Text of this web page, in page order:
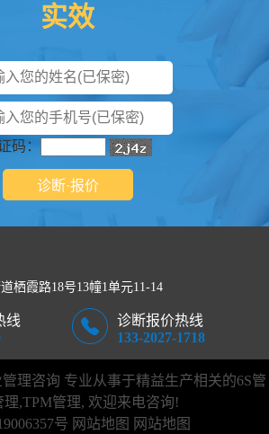
实效
码：
栖霞路18号13幢1单元11-14
线
诊断报价热线
133-2027-1718
理咨询 专业从事于精益生产相关的6S管
理,TPM管理, 欢迎来电咨询!
号 网站地图 网站地图